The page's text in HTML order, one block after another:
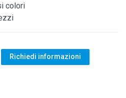
colori
Richiedi informazioni